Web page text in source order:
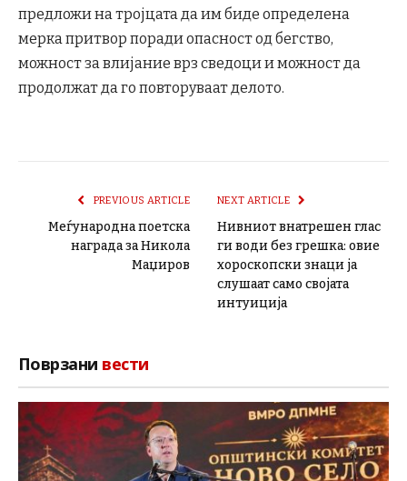
предложи на тројцата да им биде определена
мерка притвор поради опасност од бегство,
можност за влијание врз сведоци и можност да
продолжат да го повторуваат делото.
PREVIOUS ARTICLE
Меѓународна поетска
награда за Никола
Маџиров
NEXT ARTICLE
Нивниот внатрешен глас
ги води без грешка: овие
хороскопски знаци ја
слушаат само својата
интуиција
Поврзани вести